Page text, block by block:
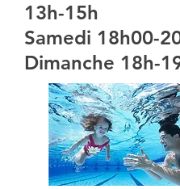
13h-15h
Samedi 18h00-
Dimanche 18h-